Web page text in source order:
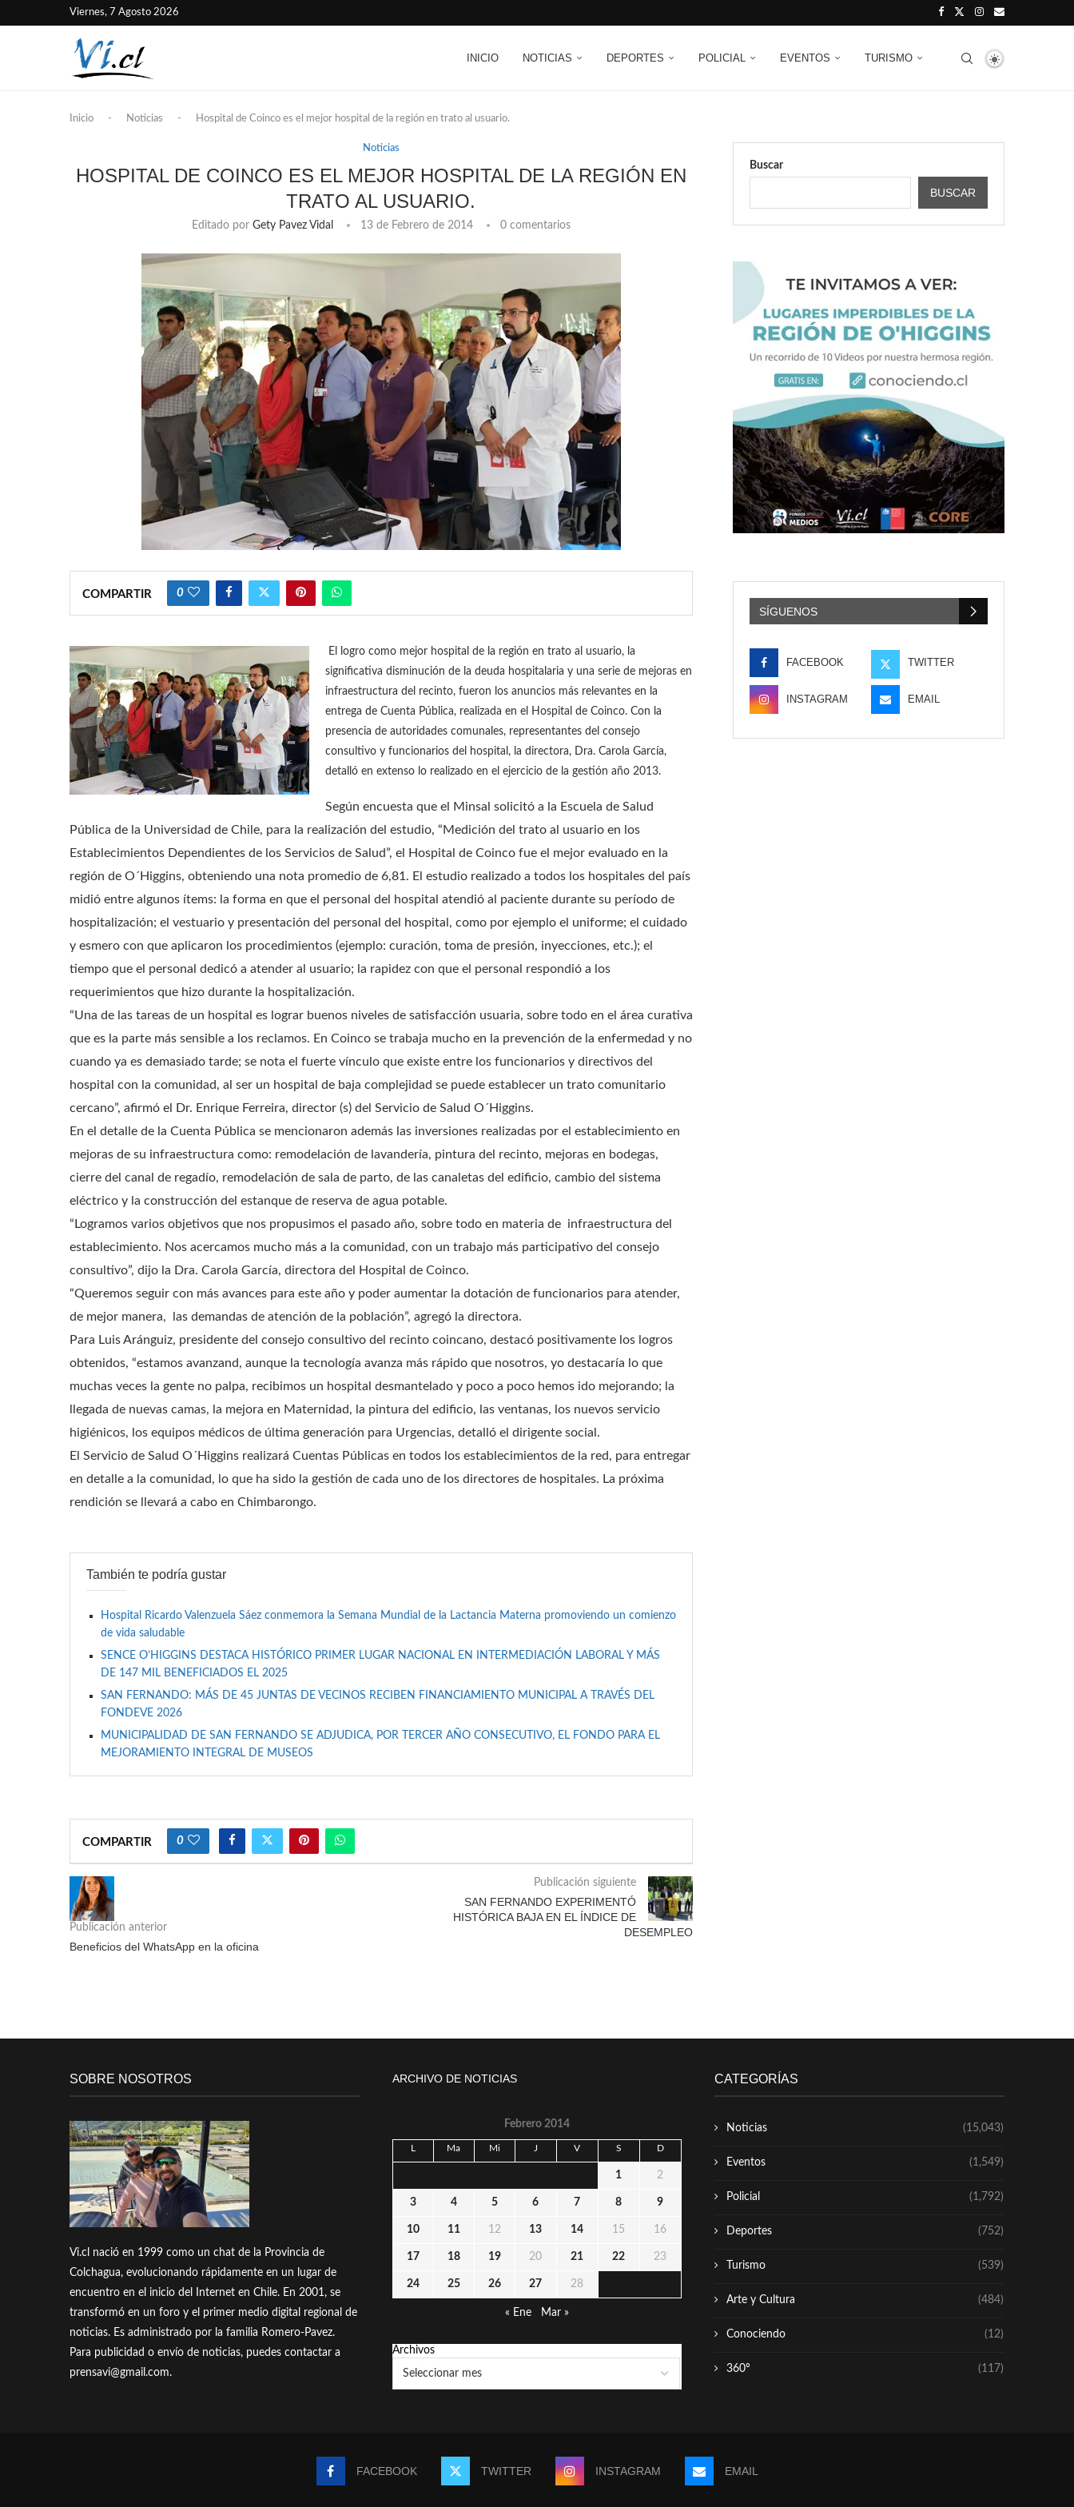
Viernes, 7 Agosto 2026
INICIO NOTICIAS DEPORTES POLICIAL EVENTOS TURISMO
Inicio - Noticias - Hospital de Coinco es el mejor hospital de la región en trato al usuario.
Noticias
HOSPITAL DE COINCO ES EL MEJOR HOSPITAL DE LA REGIÓN EN
TRATO AL USUARIO.
Editado por Gety Pavez Vidal 13 de Febrero de 2014 0 comentarios
COMPARTIR 0
El logro como mejor hospital de la región en trato al usuario, la
significativa disminución de la deuda hospitalaria y una serie de mejoras en
infraestructura del recinto, fueron los anuncios más relevantes en la
entrega de Cuenta Pública, realizada en el Hospital de Coinco. Con la
presencia de autoridades comunales, representantes del consejo
consultivo y funcionarios del hospital, la directora, Dra. Carola García,
detalló en extenso lo realizado en el ejercicio de la gestión año 2013.
Según encuesta que el Minsal solicitó a la Escuela de Salud
Pública de la Universidad de Chile, para la realización del estudio, “Medición del trato al usuario en los
Establecimientos Dependientes de los Servicios de Salud”, el Hospital de Coinco fue el mejor evaluado en la
región de O´Higgins, obteniendo una nota promedio de 6,81. El estudio realizado a todos los hospitales del país
midió entre algunos ítems: la forma en que el personal del hospital atendió al paciente durante su período de
hospitalización; el vestuario y presentación del personal del hospital, como por ejemplo el uniforme; el cuidado
y esmero con que aplicaron los procedimientos (ejemplo: curación, toma de presión, inyecciones, etc.); el
tiempo que el personal dedicó a atender al usuario; la rapidez con que el personal respondió a los
requerimientos que hizo durante la hospitalización.
“Una de las tareas de un hospital es lograr buenos niveles de satisfacción usuaria, sobre todo en el área curativa
que es la parte más sensible a los reclamos. En Coinco se trabaja mucho en la prevención de la enfermedad y no
cuando ya es demasiado tarde; se nota el fuerte vínculo que existe entre los funcionarios y directivos del
hospital con la comunidad, al ser un hospital de baja complejidad se puede establecer un trato comunitario
cercano”, afirmó el Dr. Enrique Ferreira, director (s) del Servicio de Salud O´Higgins.
En el detalle de la Cuenta Pública se mencionaron además las inversiones realizadas por el establecimiento en
mejoras de su infraestructura como: remodelación de lavandería, pintura del recinto, mejoras en bodegas,
cierre del canal de regadío, remodelación de sala de parto, de las canaletas del edificio, cambio del sistema
eléctrico y la construcción del estanque de reserva de agua potable.
“Logramos varios objetivos que nos propusimos el pasado año, sobre todo en materia de infraestructura del
establecimiento. Nos acercamos mucho más a la comunidad, con un trabajo más participativo del consejo
consultivo”, dijo la Dra. Carola García, directora del Hospital de Coinco.
“Queremos seguir con más avances para este año y poder aumentar la dotación de funcionarios para atender,
de mejor manera, las demandas de atención de la población”, agregó la directora.
Para Luis Aránguiz, presidente del consejo consultivo del recinto coincano, destacó positivamente los logros
obtenidos, “estamos avanzand, aunque la tecnología avanza más rápido que nosotros, yo destacaría lo que
muchas veces la gente no palpa, recibimos un hospital desmantelado y poco a poco hemos ido mejorando; la
llegada de nuevas camas, la mejora en Maternidad, la pintura del edificio, las ventanas, los nuevos servicio
higiénicos, los equipos médicos de última generación para Urgencias, detalló el dirigente social.
El Servicio de Salud O´Higgins realizará Cuentas Públicas en todos los establecimientos de la red, para entregar
en detalle a la comunidad, lo que ha sido la gestión de cada uno de los directores de hospitales. La próxima
rendición se llevará a cabo en Chimbarongo.
También te podría gustar
Hospital Ricardo Valenzuela Sáez conmemora la Semana Mundial de la Lactancia Materna promoviendo un comienzo
de vida saludable
SENCE O’HIGGINS DESTACA HISTÓRICO PRIMER LUGAR NACIONAL EN INTERMEDIACIÓN LABORAL Y MÁS
DE 147 MIL BENEFICIADOS EL 2025
SAN FERNANDO: MÁS DE 45 JUNTAS DE VECINOS RECIBEN FINANCIAMIENTO MUNICIPAL A TRAVÉS DEL
FONDEVE 2026
MUNICIPALIDAD DE SAN FERNANDO SE ADJUDICA, POR TERCER AÑO CONSECUTIVO, EL FONDO PARA EL
MEJORAMIENTO INTEGRAL DE MUSEOS
COMPARTIR 0
Publicación anterior
Beneficios del WhatsApp en la oficina
Publicación siguiente
SAN FERNANDO EXPERIMENTÓ
HISTÓRICA BAJA EN EL ÍNDICE DE
DESEMPLEO
Buscar
BUSCAR
SÍGUENOS
FACEBOOK TWITTER
INSTAGRAM EMAIL
SOBRE NOSOTROS
Vi.cl nació en 1999 como un chat de la Provincia de
Colchagua, evolucionando rápidamente en un lugar de
encuentro en el inicio del Internet en Chile. En 2001, se
transformó en un foro y el primer medio digital regional de
noticias. Es administrado por la familia Romero-Pavez.
Para publicidad o envío de noticias, puedes contactar a
prensavi@gmail.com.
ARCHIVO DE NOTICIAS
Febrero 2014
L Ma Mi J V S D
1 2
3 4 5 6 7 8 9
10 11 12 13 14 15 16
17 18 19 20 21 22 23
24 25 26 27 28
« Ene Mar »
Archivos
CATEGORÍAS
Noticias (15,043)
Eventos (1,549)
Policial (1,792)
Deportes (752)
Turismo (539)
Arte y Cultura (484)
Conociendo (12)
360º (117)
FACEBOOK TWITTER INSTAGRAM EMAIL